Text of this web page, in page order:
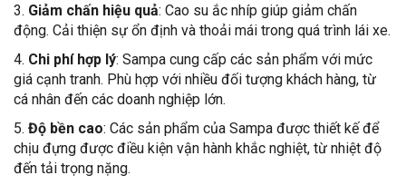
Giảm chấn hiệu quả: Cao su ắc nhíp giúp giảm chấn
động. Cải thiện sự ổn định và thoải mái trong quá trình lái xe.
Chi phí hợp lý: Sampa cung cấp các sản phẩm với mức
giá cạnh tranh. Phù hợp với nhiều đối tượng khách hàng, từ
cá nhân đến các doanh nghiệp lớn.
Độ bền cao: Các sản phẩm của Sampa được thiết kế để
chịu đựng được điều kiện vận hành khắc nghiệt, từ nhiệt độ
đến tải trọng nặng.